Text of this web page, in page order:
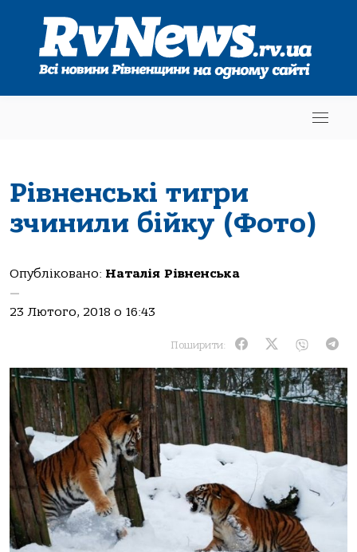
Рівненські тигри
зчинили бійку (Фото)
Опубліковано: Наталія Рівненська
—
23 Лютого, 2018 о 16:43
Поширити: